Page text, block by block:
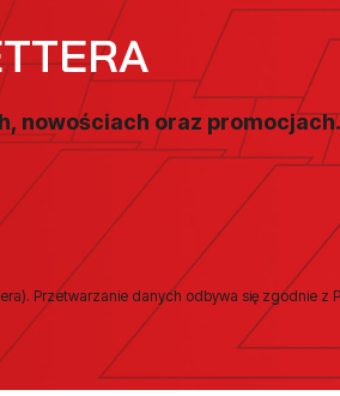
nowościach oraz promocjach.
Przetwarzanie danych odbywa się zgodnie z